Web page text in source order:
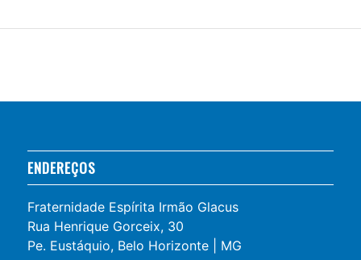
ENDEREÇOS
Fraternidade Espírita Irmão Glacus
Rua Henrique Gorceix, 30
Pe. Eustáquio, Belo Horizonte | MG